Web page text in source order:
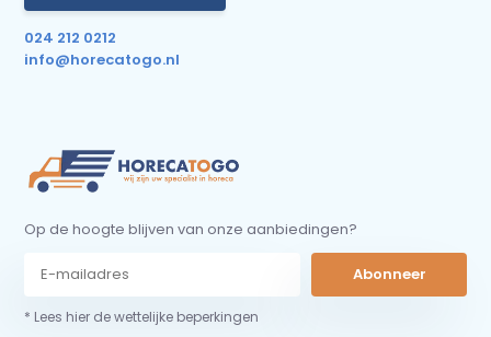
024 212 0212
info@horecatogo.nl
Op de hoogte blijven van onze aanbiedingen?
Abonneer
* Lees hier de wettelijke beperkingen